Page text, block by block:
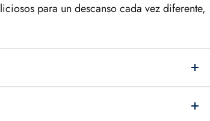
para un descanso cada vez diferente,